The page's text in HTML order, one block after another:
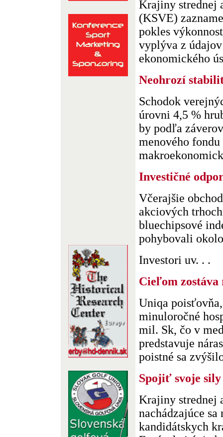
Krajiny strednej
(KSVE)
pokles
vyplýva z
ekonomického
Neohrozí
Schodok
úrovni 4,5 %
by podľa
menového
Investičné
Včerajšie
akciových
bluechipsové
pohybovali
Investori uv. . .
Cieľom zostáva
Uniqa
minuloročné
mil. Sk, čo v
predstavuje
poistné sa
Spojiť svoje sily
Krajiny strednej
nachádzajúce sa
kandidátskych